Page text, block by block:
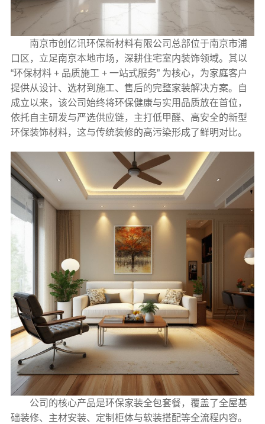
南京市创亿讯环保新材料有限公司总部位于南京市浦
口区，立足南京本地市场，深耕住宅室内装饰领域。其以
“环保材料 + 品质施工 + 一站式服务” 为核心，为家庭客户
提供从设计、选材到施工、售后的完整家装解决方案。自
成立以来，该公司始终将环保健康与实用品质放在首位，
依托自主研发与严选供应链，主打低甲醛、高安全的新型
环保装饰材料，这与传统装修的高污染形成了鲜明对比。
公司的核心产品是环保家装全包套餐，覆盖了全屋基
础装修、主材安装、定制柜体与软装搭配等全流程内容。